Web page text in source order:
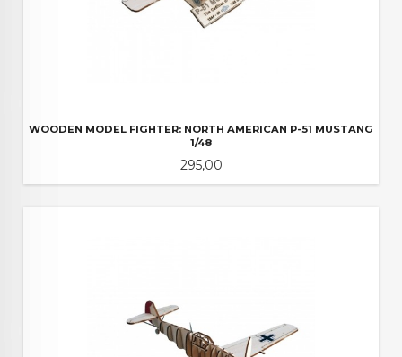
WOODEN MODEL FIGHTER: NORTH AMERICAN P-51 MUSTANG
1/48
Pris
295,00